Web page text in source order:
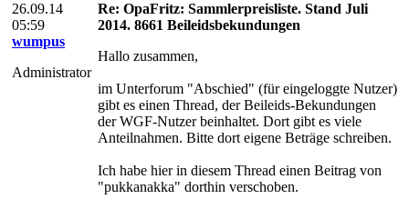
26.09.14
05:59
wumpus
Administrator
Re: OpaFritz: Sammlerpreisliste. Stand Juli
2014. 8661 Beileidsbekundungen
Hallo zusammen,
im Unterforum "Abschied" (für eingeloggte Nutzer)
gibt es einen Thread, der Beileids-Bekundungen
der WGF-Nutzer beinhaltet. Dort gibt es viele
Anteilnahmen. Bitte dort eigene Beträge schreiben.
Ich habe hier in diesem Thread einen Beitrag von
"pukkanakka" dorthin verschoben.